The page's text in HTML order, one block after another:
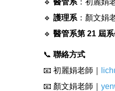
🔹 護理系 ：顏文娟
🔹 醫管系第 21 屆
📞 聯絡方式
📧 初麗娟老師｜
📧 顏文娟老師｜